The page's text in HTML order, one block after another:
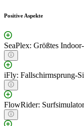
Positive Aspekte
SeaPlex: Größtes
iFly: Fallschirmsprung-
FlowRider: